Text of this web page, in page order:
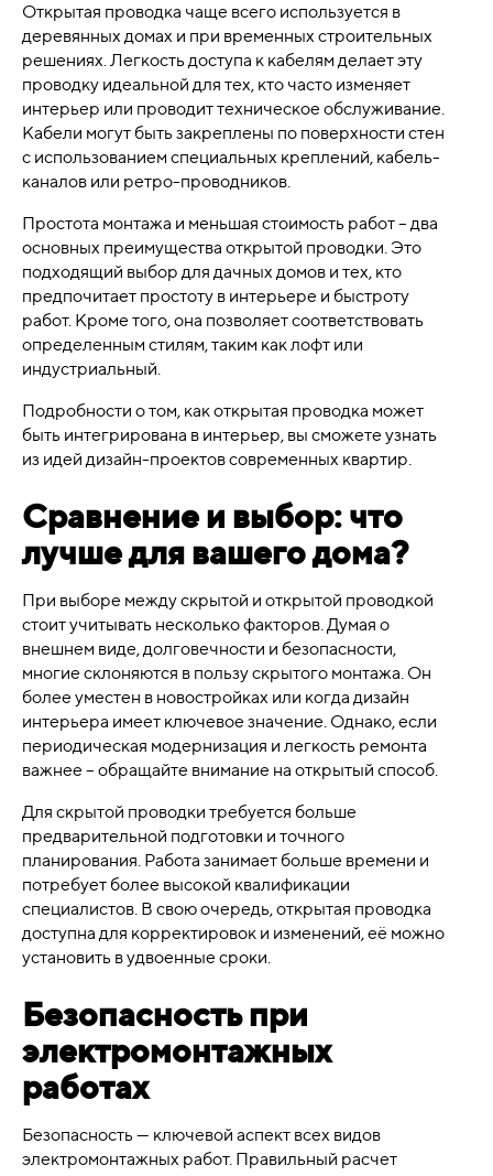
Открытая проводка чаще всего используется в
деревянных домах и при временных строительных
решениях. Легкость доступа к кабелям делает эту
проводку идеальной для тех, кто часто изменяет
интерьер или проводит техническое обслуживание.
Кабели могут быть закреплены по поверхности стен
с использованием специальных креплений, кабель-
каналов или ретро-проводников.
Простота монтажа и меньшая стоимость работ – два
основных преимущества открытой проводки. Это
подходящий выбор для дачных домов и тех, кто
предпочитает простоту в интерьере и быстроту
работ. Кроме того, она позволяет соответствовать
определенным стилям, таким как лофт или
индустриальный.
Подробности о том, как открытая проводка может
быть интегрирована в интерьер, вы сможете узнать
из идей дизайн-проектов современных квартир.
Сравнение и выбор: что
лучше для вашего дома?
При выборе между скрытой и открытой проводкой
стоит учитывать несколько факторов. Думая о
внешнем виде, долговечности и безопасности,
многие склоняются в пользу скрытого монтажа. Он
более уместен в новостройках или когда дизайн
интерьера имеет ключевое значение. Однако, если
периодическая модернизация и легкость ремонта
важнее – обращайте внимание на открытый способ.
Для скрытой проводки требуется больше
предварительной подготовки и точного
планирования. Работа занимает больше времени и
потребует более высокой квалификации
специалистов. В свою очередь, открытая проводка
доступна для корректировок и изменений, её можно
установить в удвоенные сроки.
Безопасность при
электромонтажных
работах
Безопасность — ключевой аспект всех видов
электромонтажных работ. Правильный расчет